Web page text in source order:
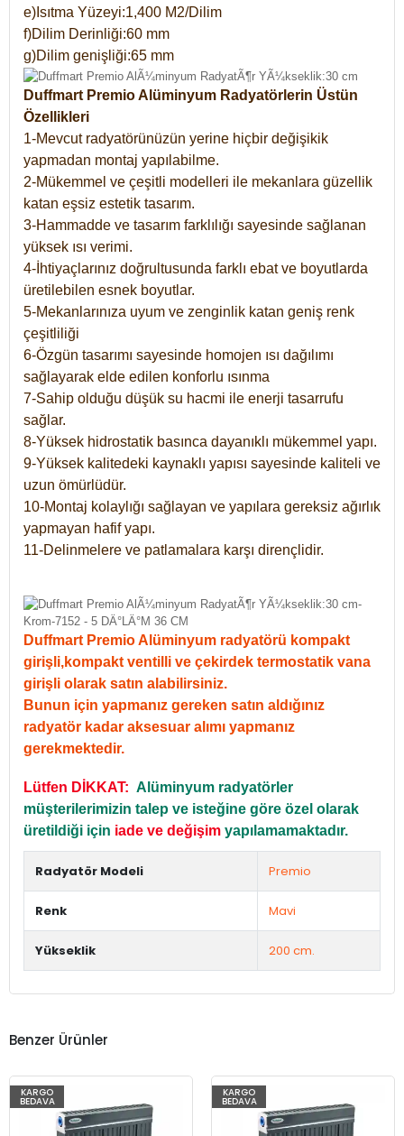
e)Isıtma Yüzeyi:1,400 M2/Dilim
f)Dilim Derinliği:60 mm
g)Dilim genişliği:65 mm
Duffmart Premio Alüminyum Radyatörlerin Üstün
Özellikleri
1-Mevcut radyatörünüzün yerine hiçbir değişikik
yapmadan montaj yapılabilme.
2-Mükemmel ve çeşitli modelleri ile mekanlara güzellik
katan eşsiz estetik tasarım.
3-Hammadde ve tasarım farklılığı sayesinde sağlanan
yüksek ısı verimi.
4-İhtiyaçlarınız doğrultusunda farklı ebat ve boyutlarda
üretilebilen esnek boyutlar.
5-Mekanlarınıza uyum ve zenginlik katan geniş renk
çeşitliliği
6-Özgün tasarımı sayesinde homojen ısı dağılımı
sağlayarak elde edilen konforlu ısınma
7-Sahip olduğu düşük su hacmi ile enerji tasarrufu
sağlar.
8-Yüksek hidrostatik basınca dayanıklı mükemmel yapı.
9-Yüksek kalitedeki kaynaklı yapısı sayesinde kaliteli ve
uzun ömürlüdür.
10-Montaj kolaylığı sağlayan ve yapılara gereksiz ağırlık
yapmayan hafif yapı.
11-Delinmelere ve patlamalara karşı dirençlidir.
Duffmart Premio Alüminyum radyatörü kompakt
girişli,kompakt ventilli ve çekirdek termostatik vana
girişli olarak satın alabilirsiniz.
Bunun için yapmanız gereken satın aldığınız
radyatör kadar aksesuar alımı yapmanız
gerekmektedir.
Lütfen DİKKAT: Alüminyum radyatörler
müşterilerimizin talep ve isteğine göre özel olarak
üretildiği için iade ve değişim yapılamamaktadır.
Radyatör Modeli Premio
Renk Mavi
Yükseklik 200 cm.
Benzer Ürünler
KARGO
BEDAVA
KARGO
BEDAVA